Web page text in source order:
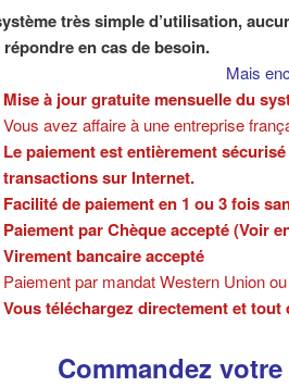
très simple d’utilisation,
en cas de besoin.
Mais
Mise à jour gratuite mensuelle du
Vous avez affaire à une entreprise
Le paiement est entièrement
transactions sur Internet.
Facilité de paiement en 1 ou 3 fois
Paiement par Chèque accepté (Voir
Virement bancaire accepté
Paiement par mandat Western Union
Vous téléchargez directement et
Commandez